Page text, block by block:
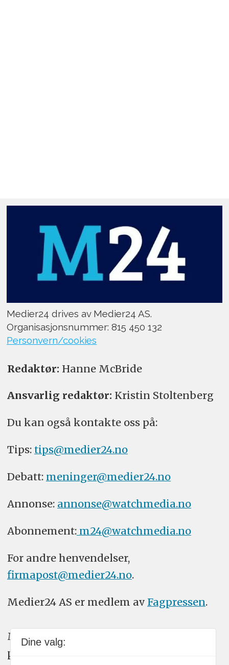
Medier24 drives av Medier24 AS.
Organisasjonsnummer: 815 450 132
Personvern/cookies
Redaktør: Hanne McBride
Ansvarlig redaktør: Kristin Stoltenberg
Du kan også kontakte oss på:
Tips: tips@medier24.no
Debatt: meninger@medier24.no
Annonse: annonse@watchmedia.no
Abonnement:m24@watchmedia.no
For andre henvendelser,
firmapost@medier24.no.
Medier24 AS er medlem av Fagpressen.
Medier24 arbeider etter Vær Varsom-
plakatens regler for god presseskikk.
Dine valg: